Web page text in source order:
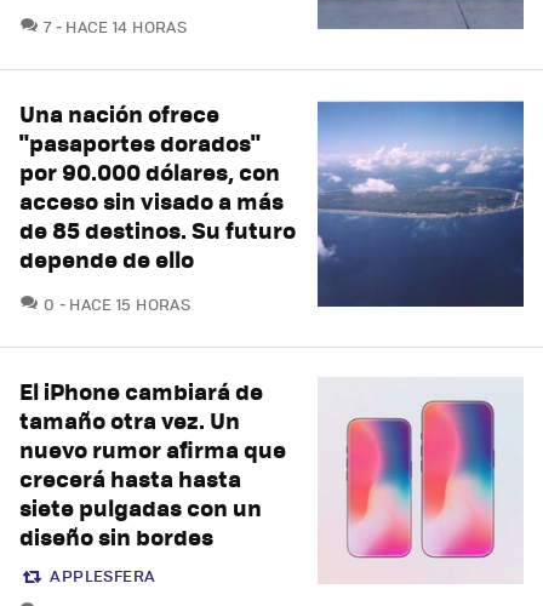
7COMENTARIOS
HACE 14 HORAS
Una nación ofrece
"pasaportes dorados"
por 90.000 dólares, con
acceso sin visado a más
de 85 destinos. Su futuro
depende de ello
0 COMENTARIOS
HACE 15 HORAS
El iPhone cambiará de
tamaño otra vez. Un
nuevo rumor afirma que
crecerá hasta hasta
siete pulgadas con un
diseño sin bordes
APPLESFERA